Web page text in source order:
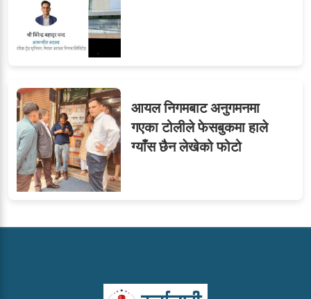
आयल निगमबाट अनुगमनमा
गएका टोलीले फेसबुकमा हाले
ग्याँस छैन लेखेको फोटो